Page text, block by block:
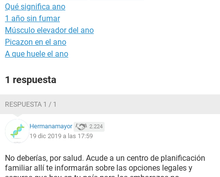
Qué significa ano
1 año sin fumar
Músculo elevador del ano
Picazon en el ano
A que huele el ano
1 respuesta
RESPUESTA 1 / 1
Hermanamayor 2.224
19 dic 2019 a las 17:59
No deberías, por salud. Acude a un centro de planificación
familiar allí te informarán sobre las opciones legales y